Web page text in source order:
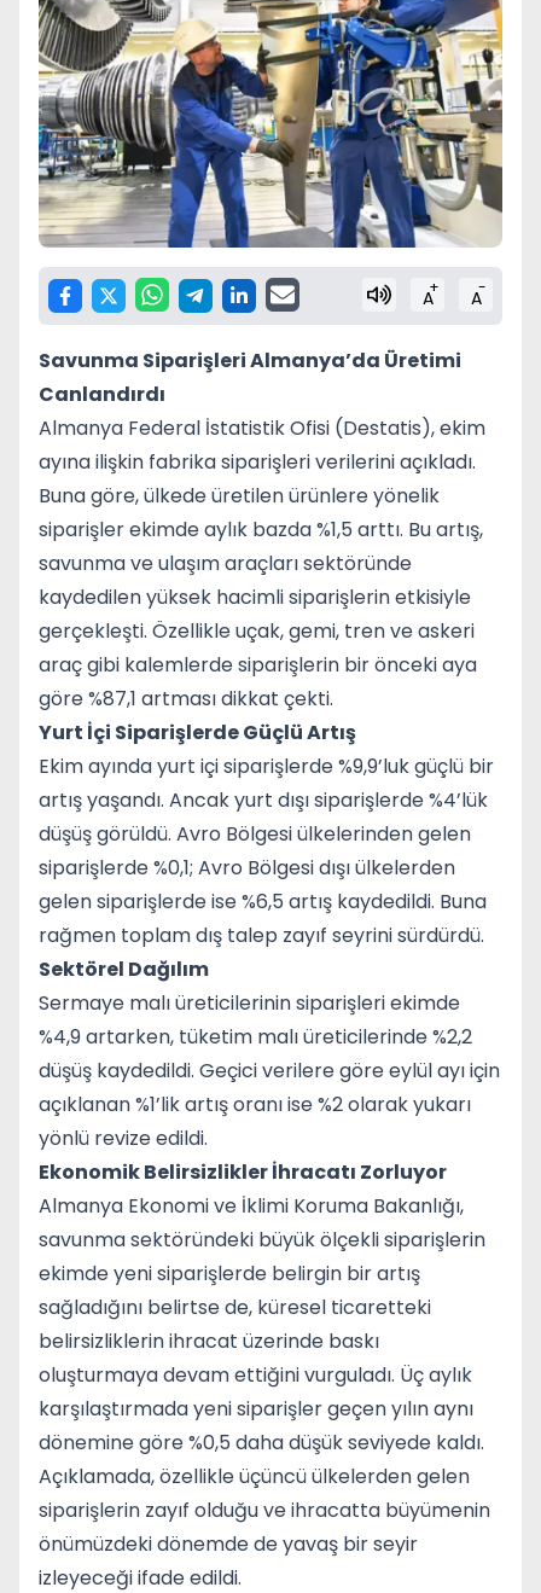
A+ A-
Savunma Siparişleri Almanya’da Üretimi
Canlandırdı
Almanya Federal İstatistik Ofisi (Destatis), ekim
ayına ilişkin fabrika siparişleri verilerini açıkladı.
Buna göre, ülkede üretilen ürünlere yönelik
siparişler ekimde aylık bazda %1,5 arttı. Bu artış,
savunma ve ulaşım araçları sektöründe
kaydedilen yüksek hacimli siparişlerin etkisiyle
gerçekleşti. Özellikle uçak, gemi, tren ve askeri
araç gibi kalemlerde siparişlerin bir önceki aya
göre %87,1 artması dikkat çekti.
Yurt İçi Siparişlerde Güçlü Artış
Ekim ayında yurt içi siparişlerde %9,9’luk güçlü bir
artış yaşandı. Ancak yurt dışı siparişlerde %4’lük
düşüş görüldü. Avro Bölgesi ülkelerinden gelen
siparişlerde %0,1; Avro Bölgesi dışı ülkelerden
gelen siparişlerde ise %6,5 artış kaydedildi. Buna
rağmen toplam dış talep zayıf seyrini sürdürdü.
Sektörel Dağılım
Sermaye malı üreticilerinin siparişleri ekimde
%4,9 artarken, tüketim malı üreticilerinde %2,2
düşüş kaydedildi. Geçici verilere göre eylül ayı için
açıklanan %1’lik artış oranı ise %2 olarak yukarı
yönlü revize edildi.
Ekonomik Belirsizlikler İhracatı Zorluyor
Almanya Ekonomi ve İklimi Koruma Bakanlığı,
savunma sektöründeki büyük ölçekli siparişlerin
ekimde yeni siparişlerde belirgin bir artış
sağladığını belirtse de, küresel ticaretteki
belirsizliklerin ihracat üzerinde baskı
oluşturmaya devam ettiğini vurguladı. Üç aylık
karşılaştırmada yeni siparişler geçen yılın aynı
dönemine göre %0,5 daha düşük seviyede kaldı.
Açıklamada, özellikle üçüncü ülkelerden gelen
siparişlerin zayıf olduğu ve ihracatta büyümenin
önümüzdeki dönemde de yavaş bir seyir
izleyeceği ifade edildi.